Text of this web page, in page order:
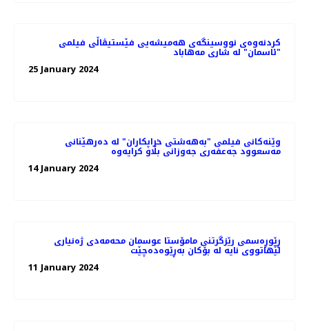
کردنەوەی نووسینگه‌ی هەمیشەیی فێستیڤاڵی فیلمی
"ئاسمان" لە شاری مەهاباد
25 January 2024
وێنەکانی فیلمی "به‌هه‌شتی خراپکاران" لە دەرهێنانی
مەسعوود جەعفەری جه‌وزانی بڵاو کرایەوە
14 January 2024
ڕێوڕه‌سمی رێزگرتنی مامۆستا عوسمان محەمەدی ژه‌نیاری
لێهاتووی نایه‌ لە بۆکان بەڕێوەدەچێت
11 January 2024